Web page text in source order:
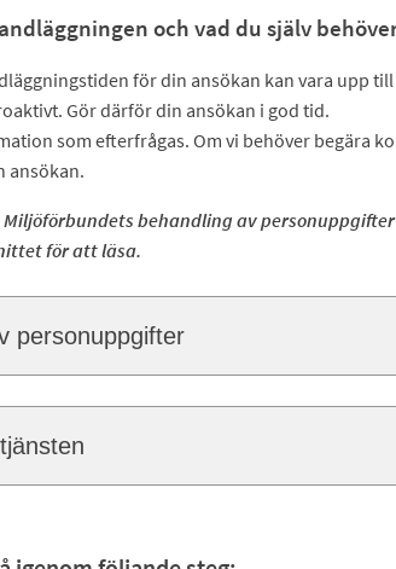
och vad du själv
för din ansökan kan vara upp
Gör därför din ansökan i god tid.
som efterfrågas. Om vi behöver begära
ansökan.
behandling av
för att läsa.
personuppgifter